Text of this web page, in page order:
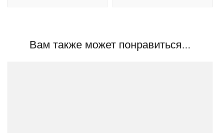
Вам также может понравиться...